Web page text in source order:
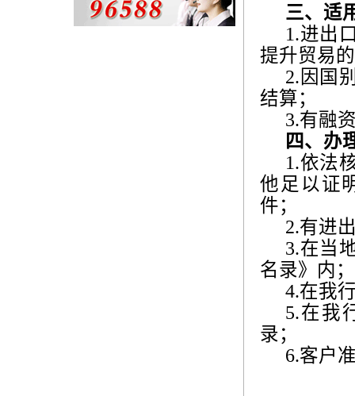
三、适
1.进出
提升贸易
2. 因国
结算；
3.有融
四、办
1.依法
他足以证
件；
2.有进
3.在当
名录》内；
4.在我
5.在我
录；
6.客户